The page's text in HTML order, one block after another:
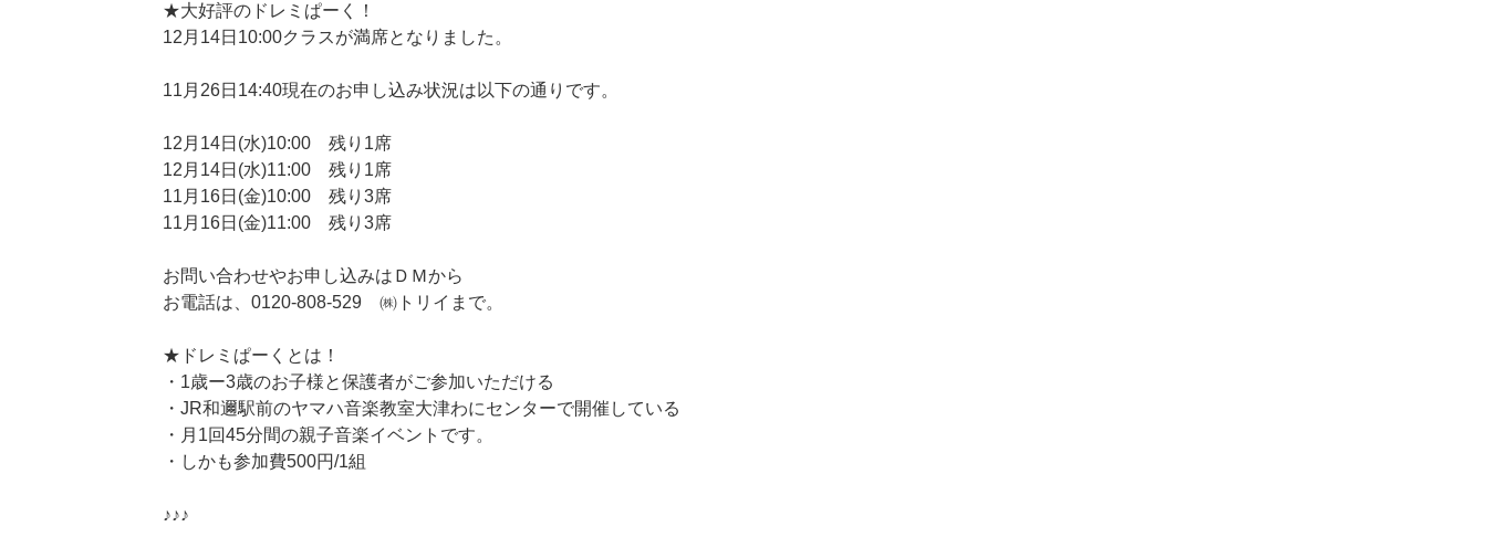
★大好評のドレミぱーく！
12月14日10:00クラスが満席となりました。
11月26日14:40現在のお申し込み状況は以下の通りです。
12月14日(水)10:00 残り1席
12月14日(水)11:00 残り1席
11月16日(金)10:00 残り3席
11月16日(金)11:00 残り3席
お問い合わせやお申し込みはＤＭから
お電話は、0120-808-529 ㈱トリイまで。
★ドレミぱーくとは！
・1歳ー3歳のお子様と保護者がご参加いただける
・JR和邇駅前のヤマハ音楽教室大津わにセンターで開催している
・月1回45分間の親子音楽イベントです。
・しかも参加費500円/1組
♪♪♪